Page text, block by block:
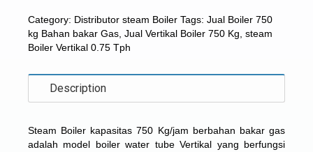
Category: Distributor steam Boiler Tags: Jual Boiler 750
kg Bahan bakar Gas Jual Vertikal Boiler 750 Kg steam
Boiler Vertikal 0.75 Tph
Description
Steam Boiler kapasitas 750 Kg/jam berbahan bakar gas
adalah model boiler water tube Vertikal yang berfungsi